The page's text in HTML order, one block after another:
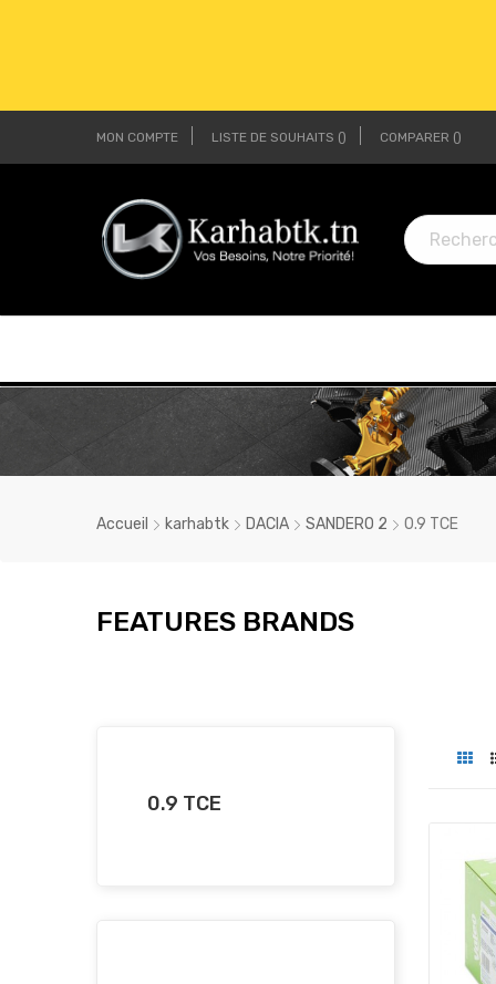
MON COMPTE LISTE DE SOUHAITS COMPARER
Accueil karhabtk DACIA SANDERO 2 0.9 TCE
FEATURES BRANDS
0.9 TCE